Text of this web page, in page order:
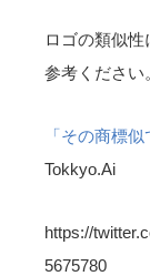
ロゴの類似
参考ください
「その商標
Tokkyo.Ai
https://
5675780